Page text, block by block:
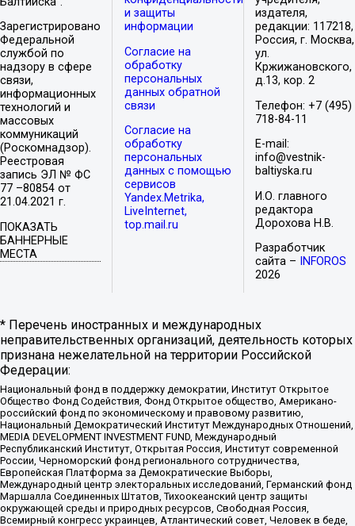
Зарегистрировано
Федеральной
службой по
надзору в сфере
связи,
информационных
технологий и
массовых
коммуникаций
(Роскомнадзор).
Реестровая
запись ЭЛ № ФС
77 –80854 от
21.04.2021 г.
ПОКАЗАТЬ
БАННЕРНЫЕ
МЕСТА
и защиты
информации
Согласие на
обработку
персональных
данных обратной
связи
Согласие на
обработку
персональных
данных с помощью
сервисов
Yandex.Metrika,
LiveInternet,
top.mail.ru
издателя,
редакции: 117218,
Россия, г. Москва,
ул.
Кржижановского,
д.13, кор. 2
Телефон: +7 (495)
718-84-11
E-mail:
info@vestnik-
baltiyska.ru
И.О. главного
редактора
Дорохова Н.В.
Разработчик
сайта –
INFOROS
2026
* Перечень иностранных и международных
неправительственных организаций, деятельность которых
признана нежелательной на территории Российской
Федерации:
Национальный фонд в поддержку демократии, Институт Открытое
Общество Фонд Содействия, Фонд Открытое общество, Американо-
российский фонд по экономическому и правовому развитию,
Национальный Демократический Институт Международных Отношений,
MEDIA DEVELOPMENT INVESTMENT FUND, Международный
Республиканский Институт, Открытая Россия, Институт современной
России, Черноморский фонд регионального сотрудничества,
Европейская Платформа за Демократические Выборы,
Международный центр электоральных исследований, Германский фонд
Маршалла Соединенных Штатов, Тихоокеанский центр защиты
окружающей среды и природных ресурсов, Свободная Россия,
Всемирный конгресс украинцев, Атлантический совет, Человек в беде,